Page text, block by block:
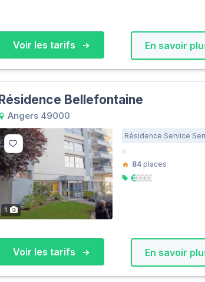
Voir les tarifs En savoir
Résidence Bellefontaine
Angers 49000
1
Résidence Service
84 places
Voir les tarifs En savoir